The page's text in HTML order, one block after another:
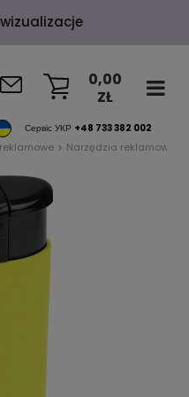
Сервіс УКР +48 733 382 002
0,00
ZŁ
Narzędzia reklamowe